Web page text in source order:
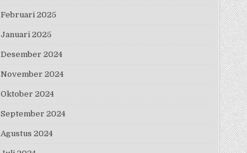
Februari 2025
Januari 2025
Desember 2024
November 2024
Oktober 2024
September 2024
Agustus 2024